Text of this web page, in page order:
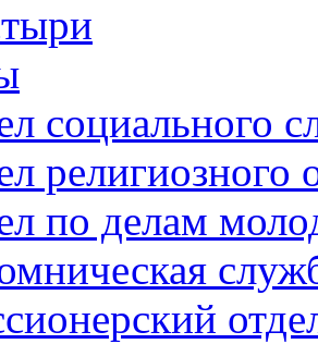
социального
религиозного
по делам